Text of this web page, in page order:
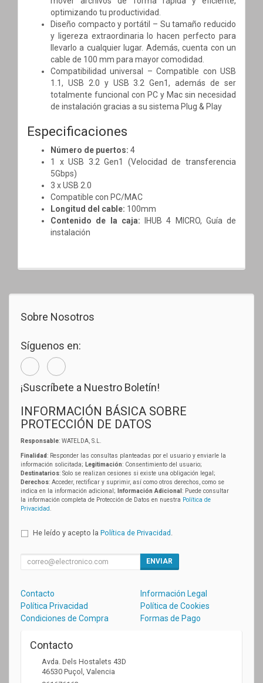
optimizando tu productividad.
Diseño compacto y portátil – Su tamaño reducido
y ligereza extraordinaria lo hacen perfecto para
llevarlo a cualquier lugar. Además, cuenta con un
cable de 100 mm para mayor comodidad.
Compatibilidad universal – Compatible con USB
1.1, USB 2.0 y USB 3.2 Gen1, además de ser
totalmente funcional con PC y Mac sin necesidad
de instalación gracias a su sistema Plug & Play
Especificaciones
Número de puertos: 4
1 x USB 3.2 Gen1 (Velocidad de transferencia
5Gbps)
3 x USB 2.0
Compatible con PC/MAC
Longitud del cable: 100mm
Contenido de la caja: IHUB 4 MICRO, Guía de
instalación
Sobre Nosotros
Síguenos en:
¡Suscríbete a Nuestro Boletín!
INFORMACIÓN BÁSICA SOBRE
PROTECCIÓN DE DATOS
Responsable: WATELDA, S.L.
Finalidad: Responder las consultas planteadas por el usuario y enviarle la
información solicitada; Legitimación: Consentimiento del usuario;
Destinatarios: Solo se realizan cesiones si existe una obligación legal;
Derechos: Acceder, rectificar y suprimir, así como otros derechos, como se
indica en la información adicional;
Información Adicional : Puede consultar
la información completa de Protección de Datos en nuestra Política de
Privacidad
He leído y acepto la Política de Privacidad
ENVIAR
Contacto
Información Legal
Política Privacidad
Política de Cookies
Condiciones de Compra
Formas de Pago
Contacto
Avda. Dels Hostalets 43D
46530 Puçol Valencia